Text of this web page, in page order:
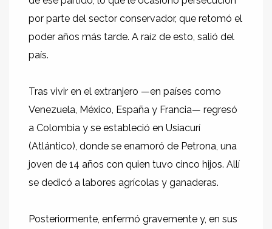
por parte del sector conservador, que retomó el
poder años más tarde. A raíz de esto, salió del
país.
Tras vivir en el extranjero —en países como
Venezuela, México, España y Francia— regresó
a Colombia y se estableció en Usiacurí
(Atlántico), donde se enamoró de Petrona, una
joven de 14 años con quien tuvo cinco hijos. Allí
se dedicó a labores agrícolas y ganaderas.
Posteriormente, enfermó gravemente y, en sus